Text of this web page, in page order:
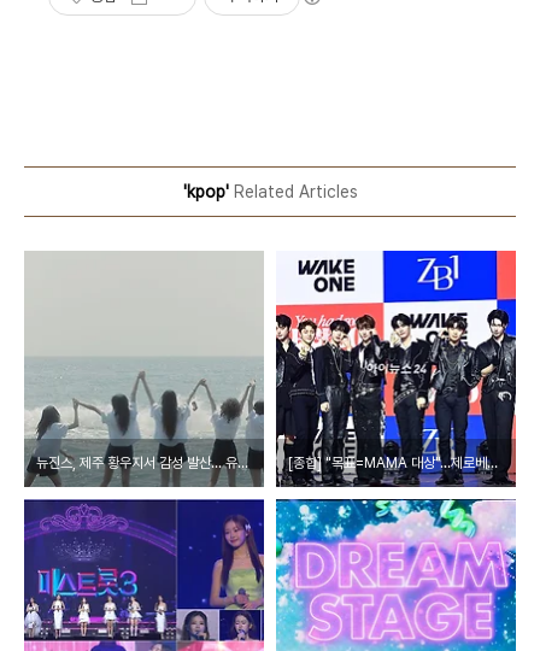
'kpop'Related Articles
뉴진스, 제주 황우지서 감성 발산... 유투브 조회수 3000만 돌파 [종합] "목표=MAMA 대상"…제로베이스원, 청량+섹시美 '5세대 아이콘' 귀환